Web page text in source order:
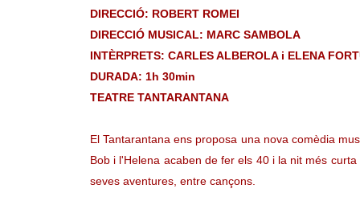
DIRECCIÓ: ROBERT ROMEI
DIRECCIÓ MUSICAL: MARC SAMBOLA
INTÈRPRETS: CARLES ALBEROLA i ELENA
DURADA: 1h 30min
TEATRE TANTARANTANA
El Tantarantana ens proposa una nova comèdia
Bob i l'Helena acaben de fer els 40 i la nit més
seves aventures, entre cançons.